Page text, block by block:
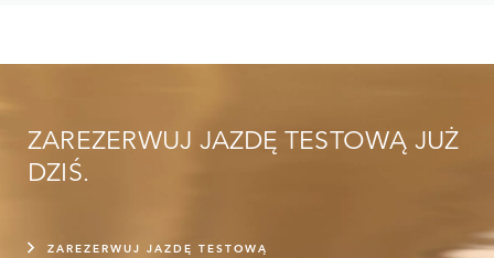
ZAREZERWUJ JAZDĘ TESTOWĄ JUŻ
DZIŚ.
ZAREZERWUJ JAZDĘ TESTOWĄ